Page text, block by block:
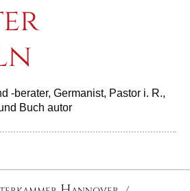
-berater, Germanist, Pastor i. R.,
Buch­ autor